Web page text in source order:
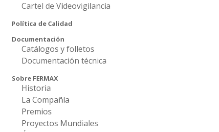
Cartel de Videovigilancia
Política de Calidad
Documentación
Catálogos y folletos
Documentación técnica
Sobre FERMAX
Historia
La Compañía
Premios
Proyectos Mundiales